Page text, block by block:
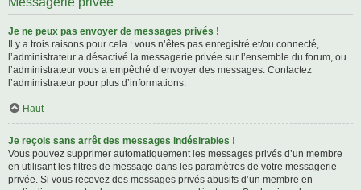
Je ne peux pas envoyer de messages privés !
Il y a trois raisons pour cela : vous n’êtes pas enregistré et/ou connecté,
l’administrateur a désactivé la messagerie privée sur l’ensemble du forum, ou
l’administrateur vous a empêché d’envoyer des messages. Contactez
l’administrateur pour plus d’informations.
Haut
Je reçois sans arrêt des messages indésirables !
Vous pouvez supprimer automatiquement les messages privés d’un membre
en utilisant les filtres de message dans les paramètres de votre messagerie
privée. Si vous recevez des messages privés abusifs d’un membre en